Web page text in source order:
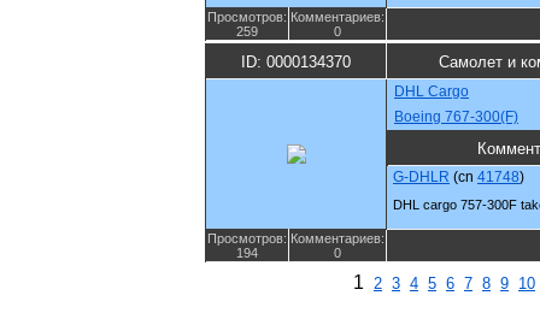
Просмотров:
259
Комментариев:
0
ID: 0000134370 Самолет и
DHL Cargo
Boeing 767-300(F)
G-DHLR (cn 41748)
DHL cargo 757-300F
Просмотров:
194
Комментариев:
0
1 2 3 4 5 6 7 8 9 10